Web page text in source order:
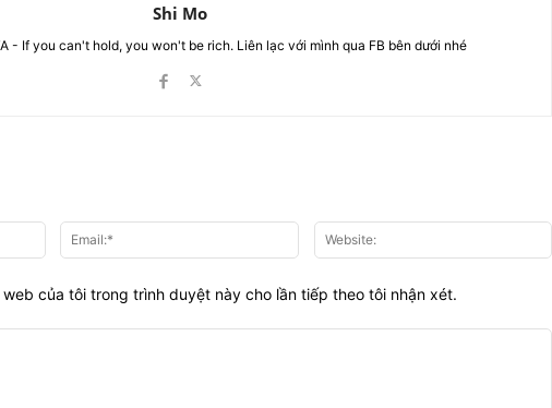
Shi Mo
- If you can't hold, you won't be rich. Liên lạc với mình qua FB bên dưới nhé
Tên:* Email:*
của tôi trong trình duyệt này cho lần tiếp theo tôi nhận xét.